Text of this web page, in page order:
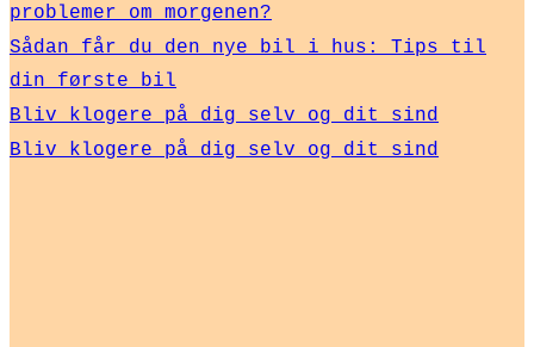
problemer om morgenen?
Sådan får du den nye bil i hus: Tips til
din første bil
Bliv klogere på dig selv og dit sind
Bliv klogere på dig selv og dit sind